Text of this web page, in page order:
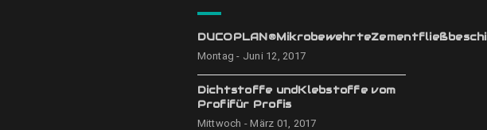
Montag - Juni 12, 2017
Dichtstoffe undKlebstoffe vom
Profifür Profis
Mittwoch - März 01, 2017